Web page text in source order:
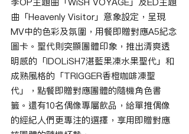
曲「Heavenly Visitor」意象設定，呈現
MV中的色彩及氛圍，用餐即贈對應A5紀念
圖卡。聖代則突顯團體印象，推出清爽透
明感的「IDOLiSH7湛藍果凍水果聖代」和
成熟風格的「TRIGGER香橙咖啡凍聖
代」，點餐即贈對應團體的隨機角色書
籤。還有10名偶像專屬飲品，給單推偶像
的經紀人們更專注的選擇，享用即贈對應